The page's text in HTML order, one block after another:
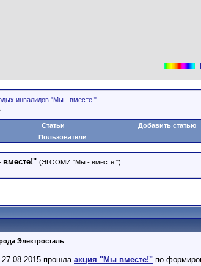
инвалидов "Мы - вместе!"
Статьи Добавить статью
Пользователи
вместе!" (ЭГООМИ "Мы - вместе!")
Электросталь
27.08.2015 прошлаакция "Мы вместе!" по